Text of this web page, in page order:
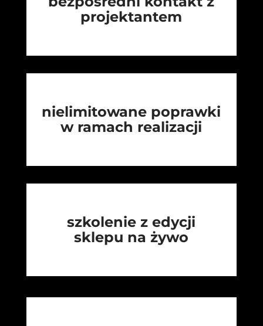
projektantem
nielimitowane poprawki
w ramach realizacji
szkolenie z edycji
sklepu na żywo